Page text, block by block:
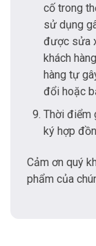
cố trong
sử dụng
được sửa
khách
hàng tự
đổi hoặc
Thời điểm
ký hợp
Cảm ơn quý
phẩm của